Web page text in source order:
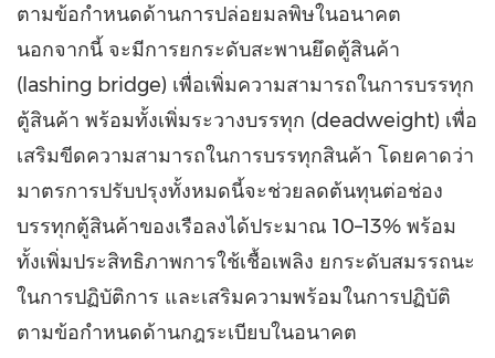
ตามข้อกำหนดด้านการปล่อยมลพิษในอนาคต
นอกจากนี้ จะมีการยกระดับสะพานยึดตู้สินค้า
(lashing bridge) เพื่อเพิ่มความสามารถในการบรรทุก
ตู้สินค้า พร้อมทั้งเพิ่มระวางบรรทุก (deadweight) เพื่อ
เสริมขีดความสามารถในการบรรทุกสินค้า โดยคาดว่า
มาตรการปรับปรุงทั้งหมดนี้จะช่วยลดต้นทุนต่อช่อง
บรรทุกตู้สินค้าของเรือลงได้ประมาณ 10–13% พร้อม
ทั้งเพิ่มประสิทธิภาพการใช้เชื้อเพลิง ยกระดับสมรรถนะ
ในการปฏิบัติการ และเสริมความพร้อมในการปฏิบัติ
ตามข้อกำหนดด้านกฎระเบียบในอนาคต